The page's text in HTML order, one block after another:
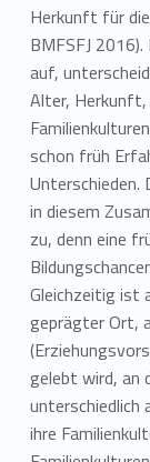
Herkunft für
BMFSFJ
auf,
Alter, Herkunft,
schon früh
Unterschieden.
in diesem
zu, denn eine
Gleichzeitig ist
geprägter Ort,
gelebt wird, an
unterschiedlich
ihre